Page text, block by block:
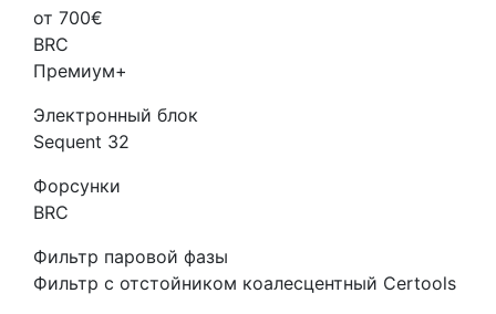
от 700€
BRC
Премиум+
Электронный блок
Sequent 32
Форсунки
BRC
Фильтр паровой фазы
Фильтр с отстойником коалесцентный Certools